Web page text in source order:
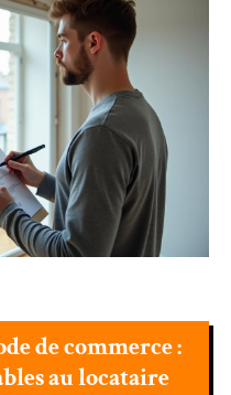
de commerce :
au locataire